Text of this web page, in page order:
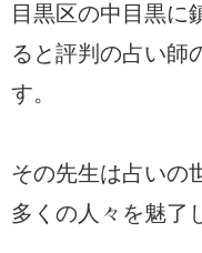
目黒区の中目黒に
ると評判の占い師
す。
その先生は占いの
多くの人々を魅了